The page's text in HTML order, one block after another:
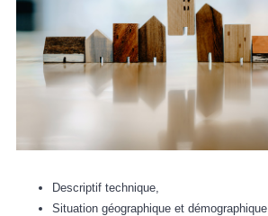
Descriptif technique,
Situation géographique et démographique,